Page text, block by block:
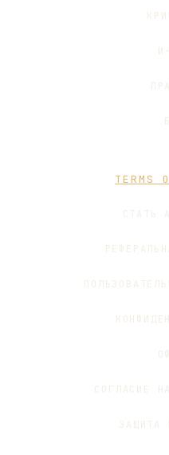
TERMS
СТАТЬ
СОГЛАСИЕ
ЗАЩИТА